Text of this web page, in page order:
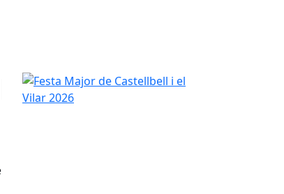
Festa Major de Castellbell i el Vilar 2026